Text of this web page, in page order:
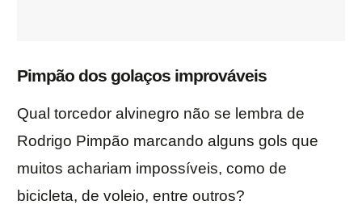
Pimpão dos golaços improváveis
Qual torcedor alvinegro não se lembra de
Rodrigo Pimpão marcando alguns gols que
muitos achariam impossíveis, como de
bicicleta, de voleio, entre outros?